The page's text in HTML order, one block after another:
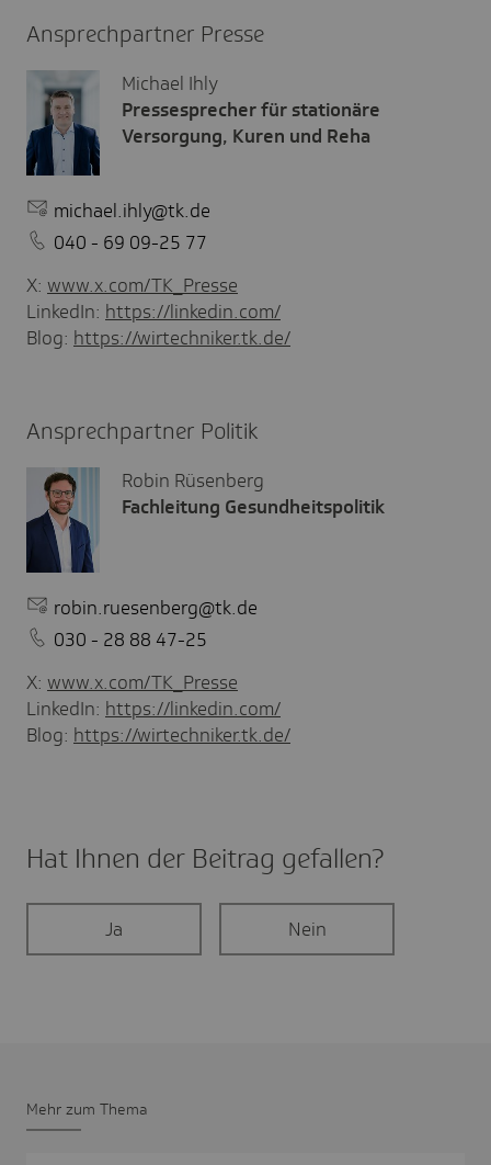
Ansprechpartner Presse
Michael Ihly
Pressesprecher für stationäre
Versorgung, Kuren und Reha
michael.ihly@tk.de
040 - 69 09-25 77
X: www.x.com/TK_Presse
LinkedIn: https://linkedin.com/
Blog: https://wirtechniker.tk.de/
Ansprechpartner Politik
Robin Rüsenberg
Fachleitung Gesundheitspolitik
robin.ruesenberg@tk.de
030 - 28 88 47-25
X: www.x.com/TK_Presse
LinkedIn: https://linkedin.com/
Blog: https://wirtechniker.tk.de/
Hat Ihnen der Beitrag gefal­len?
Ja Nein
Mehr zum Thema